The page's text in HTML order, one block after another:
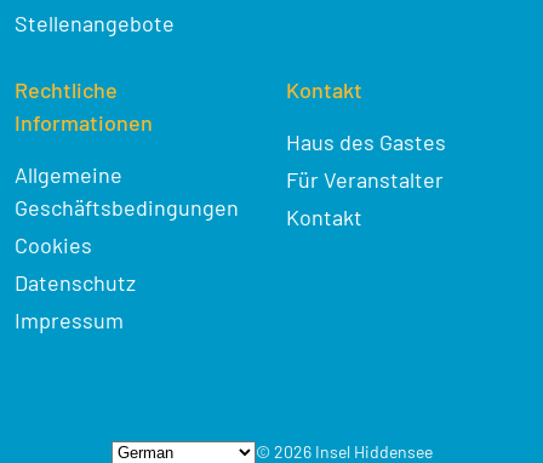
Stellenangebote
Rechtliche
Informationen
Allgemeine
Geschäftsbedingungen
Cookies
Datenschutz
Impressum
Kontakt
Haus des Gastes
Für Veranstalter
Kontakt
© 2026 Insel Hiddensee